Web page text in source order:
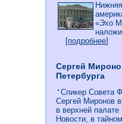
«Эхо
[подробнее]
Сергей
Петербурга
Спикер Совета
Сергей Миронов
в верхней
Новости, в